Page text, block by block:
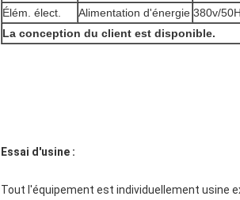
Élém. élect.
Alimentation d'énergie 380v/
La conception du client est disponible.
Essai d'usine :
Tout l'équipement est individuellement usine